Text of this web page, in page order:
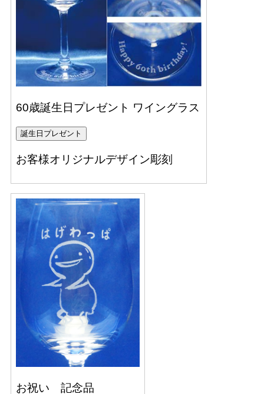
60歳誕生日プレゼント ワイングラス
誕生日プレゼント
お客様オリジナルデザイン彫刻
お祝い 記念品